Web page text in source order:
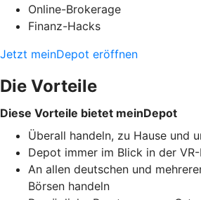
Online-Brokerage
Finanz-Hacks
Jetzt meinDepot eröffnen
Die Vorteile
Diese Vorteile bietet meinDepot
Überall handeln, zu Hause und
Depot immer im Blick in der
An allen deutschen und
Börsen handeln